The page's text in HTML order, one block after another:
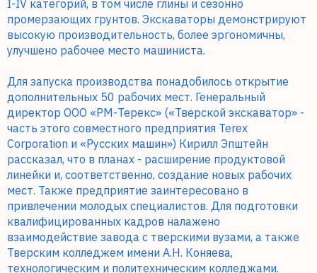
I-IV категорий, в том числе глины и сезонно
промерзающих грунтов. Экскаваторы демонстрируют
высокую производительность, более эргономичны,
улучшено рабочее место машиниста.
Для запуска производства понадобилось открытие
дополнительных 50 рабочих мест. Генеральный
директор ООО «РМ-Терекс» («Тверской экскаватор» -
часть этого совместного предприятия Terex
Corporation и «Русских машин») Кирилл Эпштейн
рассказал, что в планах - расширение продуктовой
линейки и, соответственно, создание новых рабочих
мест. Также предприятие заинтересовано в
привлечении молодых специалистов. Для подготовки
квалифицированных кадров налажено
взаимодействие завода с тверскими вузами, а также
Тверским колледжем имени А.Н. Коняева,
технологическим и политехническим колледжами.